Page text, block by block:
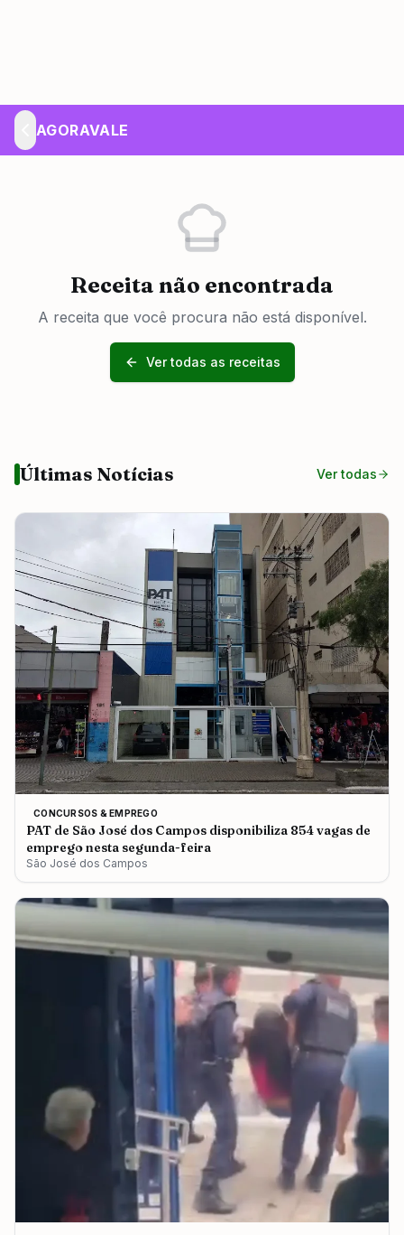
AGORAVALE
Receita não encontrada
A receita que você procura não está disponível.
Ver todas as receitas
Últimas Notícias Ver todas
CONCURSOS & EMPREGO
PAT de São José dos Campos disponibiliza 854 vagas de
emprego nesta segunda-feira
São José dos Campos